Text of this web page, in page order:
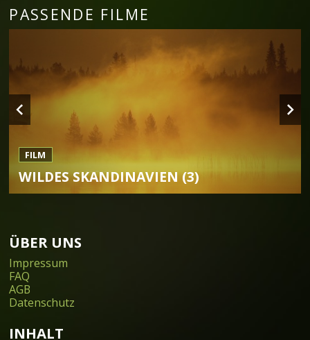
PASSENDE FILME
FILM
WILDES SKANDINAVIEN (3)
ÜBER UNS
Impressum
FAQ
AGB
Datenschutz
INHALT